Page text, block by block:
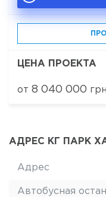
ЦЕНА ПРОЕКТА
от 8 040 000 грн
АДРЕС КГ ПАРК
Адрес
Автобусная